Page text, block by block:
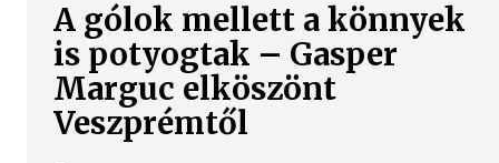
A gólok mellett a könnyek
is potyogtak – Gasper
Marguc elköszönt
Veszprémtől